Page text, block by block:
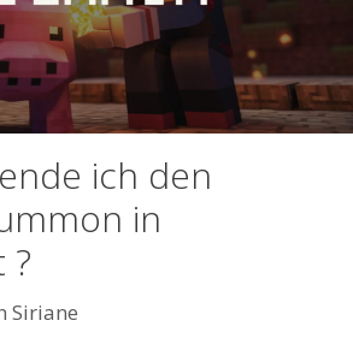
ich den
in
?
Siriane